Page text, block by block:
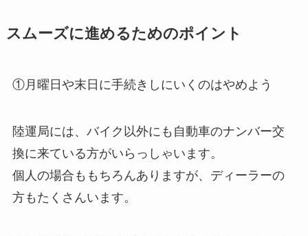
スムーズに進めるためのポイント
①月曜日や末日に手続きしにいくのはやめよう
陸運局には、バイク以外にも自動車のナンバー交
換に来ている方がいらっしゃいます。
個人の場合ももちろんありますが、ディーラーの
方もたくさんいます。